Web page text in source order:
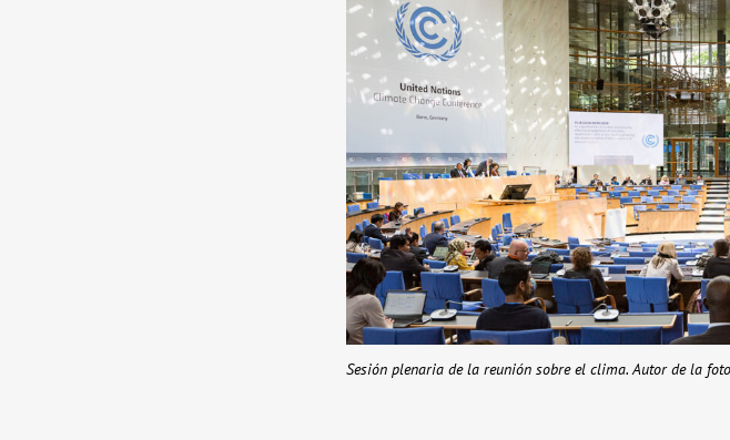
Sesión plenaria de la reunión sobre el clima. Autor de la